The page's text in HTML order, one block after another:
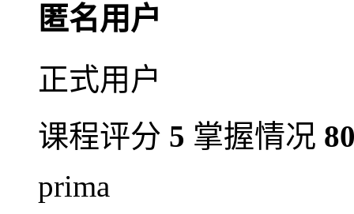
匿名用户
正式用户
课程评分 5 掌握情况
prima